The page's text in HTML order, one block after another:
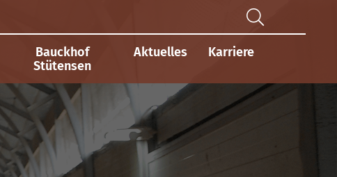
Bauckhof
Stütensen
Aktuelles Karriere